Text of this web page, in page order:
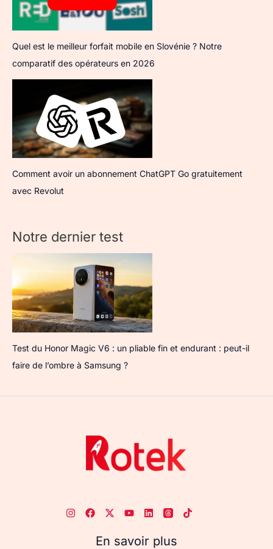
Quel est le meilleur forfait mobile en Slovénie ? Notre
comparatif des opérateurs en 2026
Comment avoir un abonnement ChatGPT Go gratuitement
avec Revolut
Notre dernier test
Test du Honor Magic V6 : un pliable fin et endurant : peut-il
faire de l’ombre à Samsung ?
En savoir plus